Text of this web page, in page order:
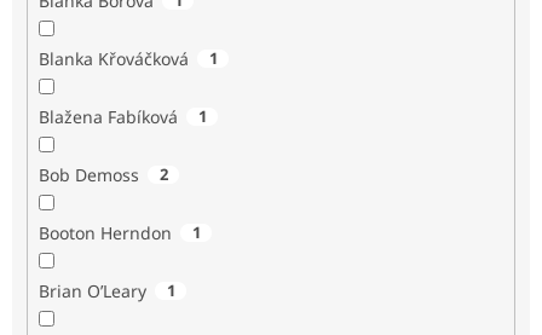
Blanka Křováčková 1
Blažena Fabíková 1
Bob Demoss 2
Booton Herndon 1
Brian O’Leary 1